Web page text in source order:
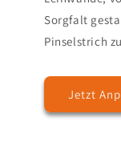
Sorgfalt
Pinselstrich
Jetzt